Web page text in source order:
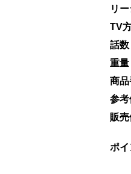
リ
TV
話数
重量
商
参
販
ポ